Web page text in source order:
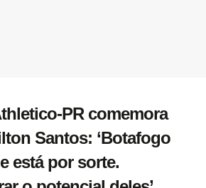
PR comemora
Santos: ‘Botafogo
está por sorte.